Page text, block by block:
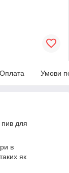
Оплата Умови
пив для
в
як